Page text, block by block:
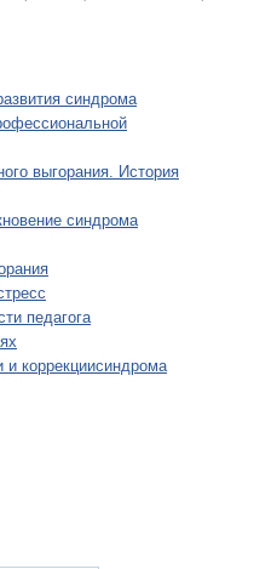
синдрома
выгорания. История
синдрома
педагога
коррекциисиндрома